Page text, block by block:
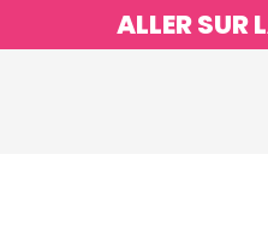
ALLER SUR